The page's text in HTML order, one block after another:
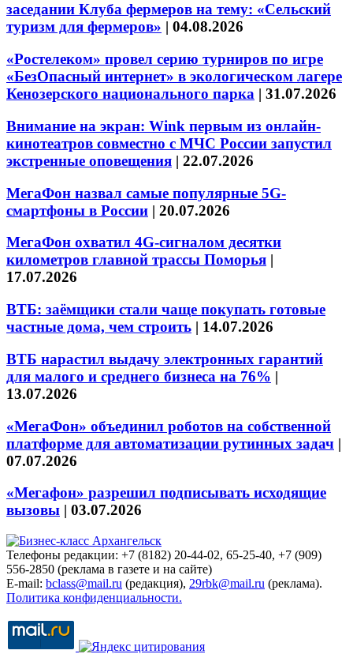
заседании Клуба фермеров на тему: «Сельский
туризм для фермеров» | 04.08.2026
«Ростелеком» провел серию турниров по игре
«БезОпасный интернет» в экологическом лагере
Кенозерского национального парка | 31.07.2026
Внимание на экран: Wink первым из онлайн-
кинотеатров совместно с МЧС России запустил
экстренные оповещения | 22.07.2026
МегаФон назвал самые популярные 5G-
смартфоны в России | 20.07.2026
МегаФон охватил 4G-сигналом десятки
километров главной трассы Поморья |
17.07.2026
ВТБ: заёмщики стали чаще покупать готовые
частные дома, чем строить | 14.07.2026
ВТБ нарастил выдачу электронных гарантий
для малого и среднего бизнеса на 76% |
13.07.2026
«МегаФон» объединил роботов на собственной
платформе для автоматизации рутинных задач |
07.07.2026
«Мегафон» разрешил подписывать исходящие
вызовы | 03.07.2026
Телефоны редакции: +7 (8182) 20-44-02, 65-25-40, +7 (909)
556-2850 (реклама в газете и на сайте)
E-mail: bclass@mail.ru (редакция), 29rbk@mail.ru (реклама).
Политика конфиденциальности.